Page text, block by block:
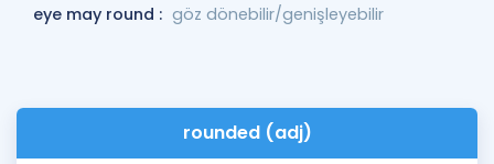
eye may round : göz dönebilir/genişleyebilir
rounded (adj)